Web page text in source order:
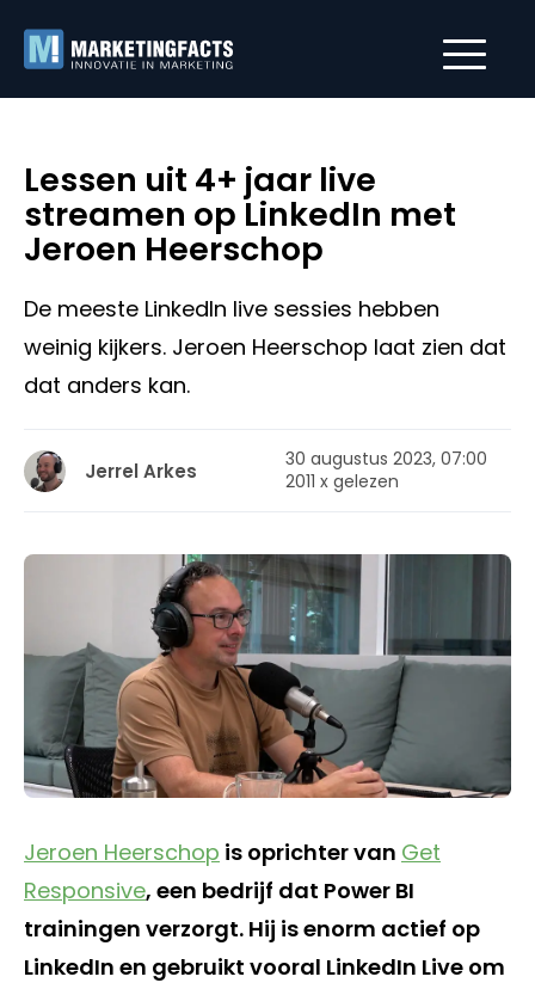
Lessen uit 4+ jaar live
streamen op LinkedIn met
Jeroen Heerschop
De meeste LinkedIn live sessies hebben
weinig kijkers. Jeroen Heerschop laat zien dat
dat anders kan.
Jerrel Arkes
30 augustus 2023, 07:00
2011 x gelezen
Jeroen Heerschop is oprichter van Get
Responsive, een bedrijf dat Power BI
trainingen verzorgt. Hij is enorm actief op
LinkedIn en gebruikt vooral LinkedIn Live om